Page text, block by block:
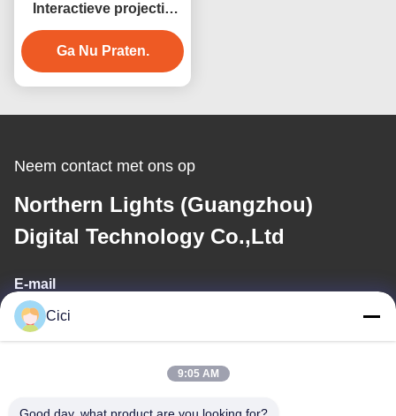
Interactieve projectie
Trampoline spel Binnen
gebruik
Ga Nu Praten.
Neem contact met ons op
Northern Lights (Guangzhou)
Digital Technology Co.,Ltd
E-mail
sales03@bjgprojection.com
Cici
9:05 AM